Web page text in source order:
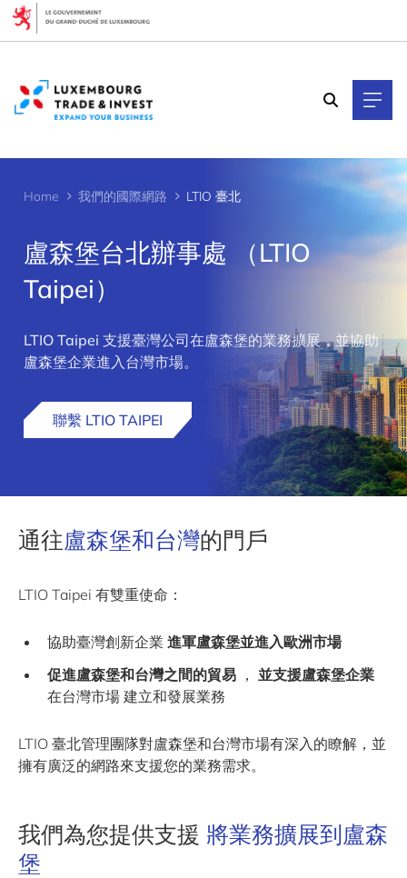
Home 我們的國際網路 LTIO 臺北
盧森堡台北辦事處 （LTIO
Taipei）
LTIO Taipei 支援臺灣公司在盧森堡的業務擴展，並協助
盧森堡企業進入台灣市場。
聯繫 LTIO TAIPEI
通往盧森堡和台灣的門戶
LTIO Taipei 有雙重使命：
協助臺灣創新企業 進軍盧森堡並進入歐洲市場
促進盧森堡和台灣之間的貿易 ， 並支援盧森堡企業
在台灣市場 建立和發展業務
LTIO 臺北管理團隊對盧森堡和台灣市場有深入的瞭解，並
擁有廣泛的網路來支援您的業務需求。
我們為您提供支援 將業務擴展到盧森
堡
Cookies management panel